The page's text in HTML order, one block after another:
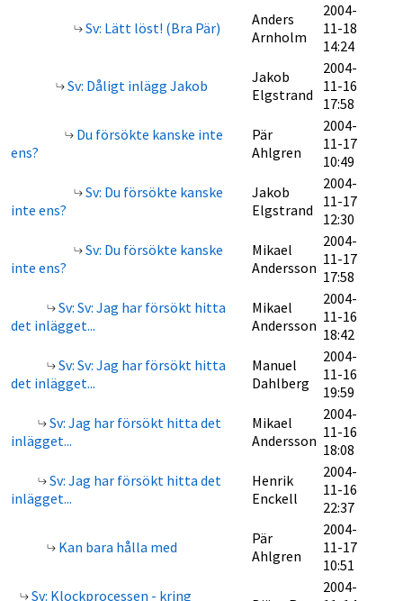
Sv: Lätt löst! (Bra Pär)
Anders
Arnholm
2004-
11-18
14:24
Sv: Dåligt inlägg Jakob
Jakob
Elgstrand
2004-
11-16
17:58
Du försökte kanske inte
ens?
Pär
Ahlgren
2004-
11-17
10:49
Sv: Du försökte kanske
inte ens?
Jakob
Elgstrand
2004-
11-17
12:30
Sv: Du försökte kanske
inte ens?
Mikael
Andersson
2004-
11-17
17:58
Sv: Sv: Jag har försökt hitta
det inlägget...
Mikael
Andersson
2004-
11-16
18:42
Sv: Sv: Jag har försökt hitta
det inlägget...
Manuel
Dahlberg
2004-
11-16
19:59
Sv: Jag har försökt hitta det
inlägget...
Mikael
Andersson
2004-
11-16
18:08
Sv: Jag har försökt hitta det
inlägget...
Henrik
Enckell
2004-
11-16
22:37
Kan bara hålla med
Pär
Ahlgren
2004-
11-17
10:51
Sv: Klockprocessen - kring
2004-